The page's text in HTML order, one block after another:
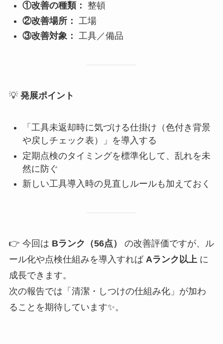
①改善の種類： 整頓
②改善場所：
工場
③改善対象：
工具／備品
💡 発展ポイント
「工具未返却時に気づける仕掛け（色付き背景
や戻しチェック表）」を導入する
定期点検のタイミングを標準化して、乱れを未
然に防ぐ
新しい工具導入時の見直しルールも加えておく
👉 今回は Bランク（56点）
の改善評価ですが、ル
ール化や点検仕組みを導入すれば Aランク以上 に
成長できます。
次の報告では「清潔・しつけの仕組み化」が加わ
ることを期待しています✨。